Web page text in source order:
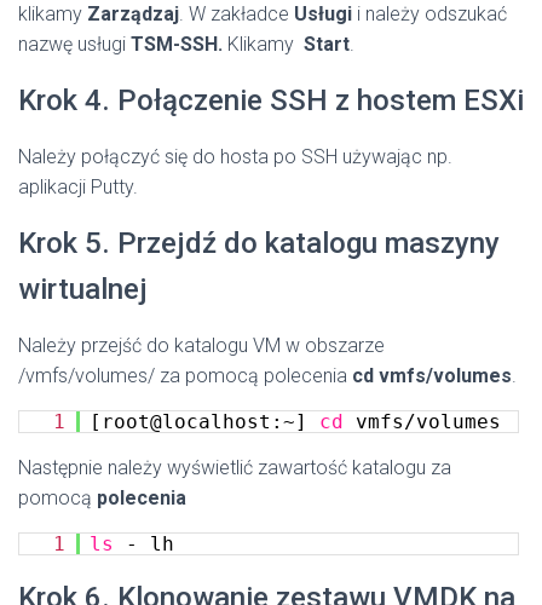
klikamy Zarządzaj . W zakładce Usługi i należy odszukać
nazwę usługi TSM-SSH. Klikamy Start
Krok 4. Połączenie SSH z hostem ESXi
Należy połączyć się do hosta po SSH używając np.
aplikacji Putty.
Krok 5. Przejdź do katalogu maszyny
wirtualnej
Należy przejść do katalogu VM w obszarze
/vmfs/volumes/ za pomocą polecenia cd vmfs/volumes
1
[root@localhost:~] cd
vmfs/volumes
Następnie należy wyświetlić zawartość katalogu za
pomocą polecenia
1
ls - lh
Krok 6. Klonowanie zestawu VMDK na